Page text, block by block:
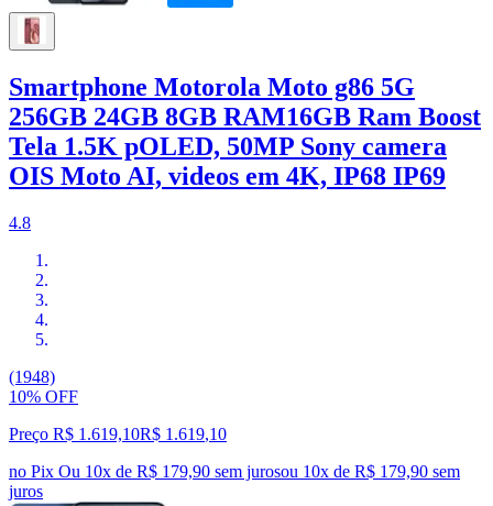
Smartphone Motorola Moto g86 5G
256GB 24GB 8GB RAM16GB Ram Boost
Tela 1.5K pOLED, 50MP Sony camera
OIS Moto AI, videos em 4K, IP68 IP69
4.8
(1948)
10% OFF
Preço R$ 1.619,10R$ 1.619,10
no Pix Ou 10x de R$ 179,90 sem jurosou 10x de R$ 179,90 sem
juros